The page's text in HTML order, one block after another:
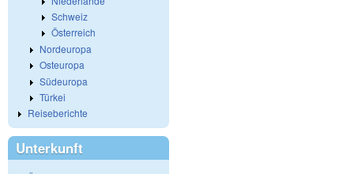
Schweiz
Österreich
Nordeuropa
Osteuropa
Südeuropa
Türkei
Reiseberichte
Unterkunft